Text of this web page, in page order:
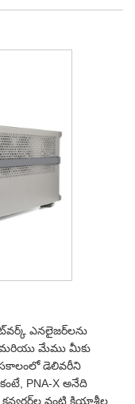
ఎనలైజర్‌లను
మరియు మేము మీకు
డెలివరీని
PNA-X అనేది
వంటి క్రియాశీల